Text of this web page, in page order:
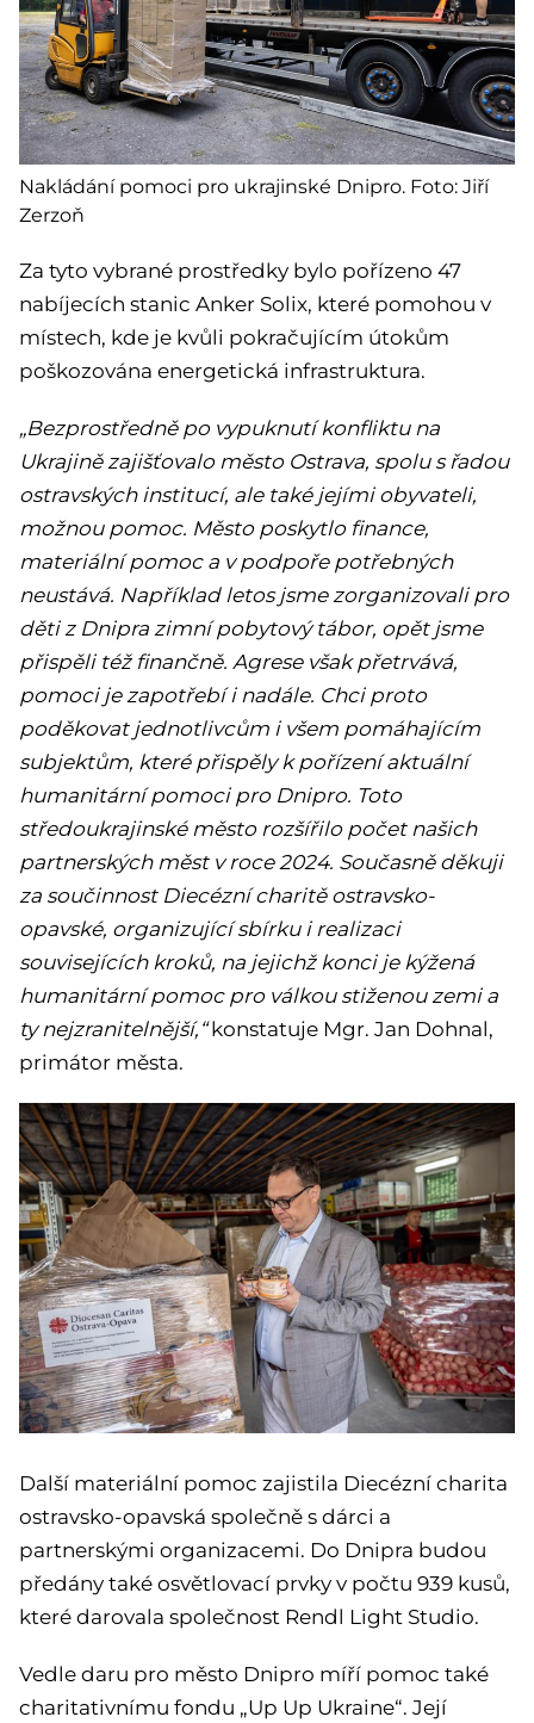
Nakládání pomoci pro ukrajinské Dnipro. Foto: Jiří
Zerzoň
Za tyto vybrané prostředky bylo pořízeno 47
nabíjecích stanic Anker Solix, které pomohou v
místech, kde je kvůli pokračujícím útokům
poškozována energetická infrastruktura.
„Bezprostředně po vypuknutí konfliktu na
Ukrajině zajišťovalo město Ostrava, spolu s řadou
ostravských institucí, ale také jejími obyvateli,
možnou pomoc. Město poskytlo finance,
materiální pomoc a v podpoře potřebných
neustává. Například letos jsme zorganizovali pro
děti z Dnipra zimní pobytový tábor, opět jsme
přispěli též finančně. Agrese však přetrvává,
pomoci je zapotřebí i nadále. Chci proto
poděkovat jednotlivcům i všem pomáhajícím
subjektům, které přispěly k pořízení aktuální
humanitární pomoci pro Dnipro. Toto
středoukrajinské město rozšířilo počet našich
partnerských měst v roce 2024. Současně děkuji
za součinnost Diecézní charitě ostravsko-
opavské, organizující sbírku i realizaci
souvisejících kroků, na jejichž konci je kýžená
humanitární pomoc pro válkou stiženou zemi a
ty nejzranitelnější,“konstatuje Mgr. Jan Dohnal,
primátor města.
Další materiální pomoc zajistila Diecézní charita
ostravsko-opavská společně s dárci a
partnerskými organizacemi. Do Dnipra budou
předány také osvětlovací prvky v počtu 939 kusů,
které darovala společnost Rendl Light Studio.
Vedle daru pro město Dnipro míří pomoc také
charitativnímu fondu „Up Up Ukraine“. Její